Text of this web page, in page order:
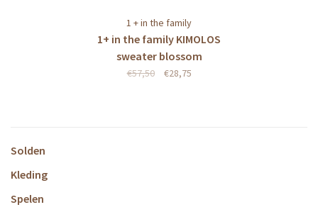
1 + in the family
1+ in the family KIMOLOS
sweater blossom
€57,50 €28,75
Solden
Kleding
Spelen